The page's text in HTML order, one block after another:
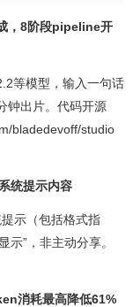
，8阶段pipeline开
等模型，输入一句话
钟出片。代码开源
bladedevoff/studio
统提示内容
示（包括格式指
”，非主动分享。
消耗最高降低61%